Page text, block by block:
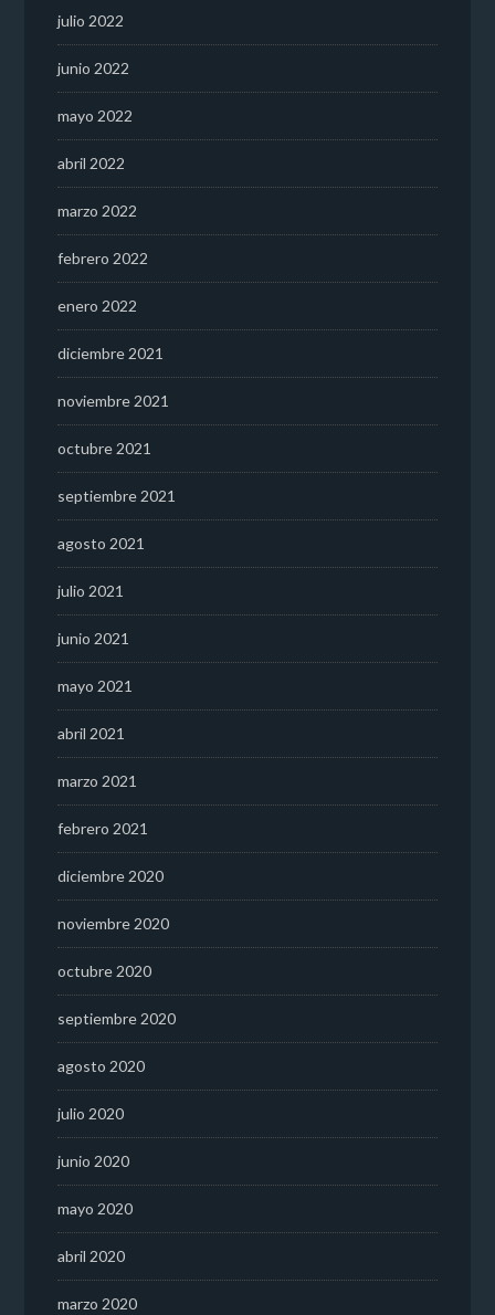
julio 2022
junio 2022
mayo 2022
abril 2022
marzo 2022
febrero 2022
enero 2022
diciembre 2021
noviembre 2021
octubre 2021
septiembre 2021
agosto 2021
julio 2021
junio 2021
mayo 2021
abril 2021
marzo 2021
febrero 2021
diciembre 2020
noviembre 2020
octubre 2020
septiembre 2020
agosto 2020
julio 2020
junio 2020
mayo 2020
abril 2020
marzo 2020